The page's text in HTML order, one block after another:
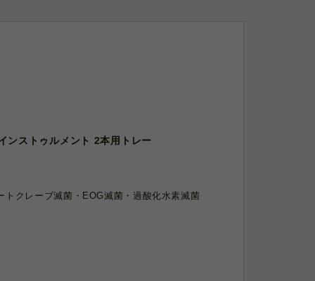
ストゥルメント 2本用トレー
トクレーブ滅菌・EOG滅菌・過酸化水素滅菌